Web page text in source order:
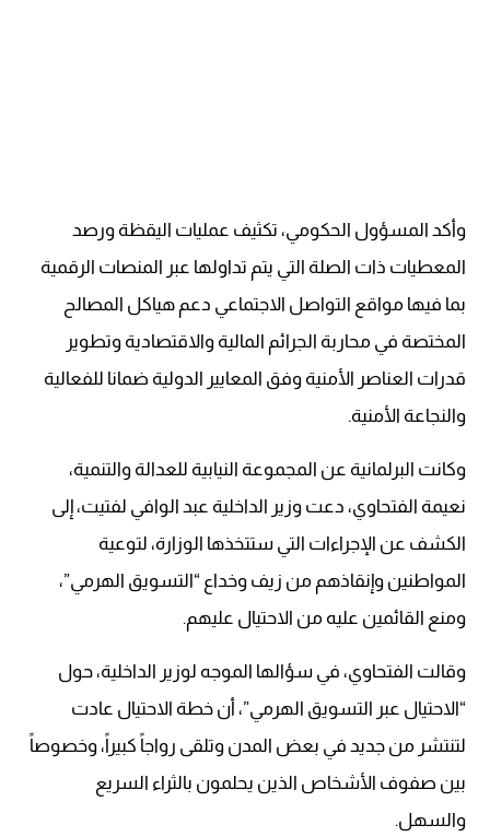
وأكد المسؤول الحكومي، تكثيف عمليات اليقظة ورصد
المعطيات ذات الصلة التي يتم تداولها عبر المنصات الرقمية
بما فيها مواقع التواصل الاجتماعي دعم هياكل المصالح
المختصة في محاربة الجرائم المالية والاقتصادية وتطوير
قدرات العناصر الأمنية وفق المعايير الدولية ضمانا للفعالية
والنجاعة الأمنية.
وكانت البرلمانية عن المجموعة النيابية للعدالة والتنمية،
نعيمة الفتحاوي، دعت وزير الداخلية عبد الوافي لفتيت، إلى
الكشف عن الإجراءات التي ستتخذها الوزارة، لتوعية
المواطنين وإنقاذهم من زيف وخداع “التسويق الهرمي”،
ومنع القائمين عليه من الاحتيال عليهم.
وقالت الفتحاوي، في سؤالها الموجه لوزير الداخلية، حول
“الاحتيال عبر التسويق الهرمي”، أن خطة الاحتيال عادت
لتنتشر من جديد في بعض المدن وتلقى رواجاً كبيراً، وخصوصاً
بين صفوف الأشخاص الذين يحلمون بالثراء السريع
والسهل.